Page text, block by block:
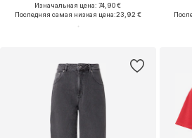
Изначальная цена: 74,90 €
Последняя самая низкая цена:23,92 €